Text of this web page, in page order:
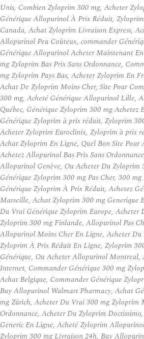
Unis, Combien Zyloprim 300 mg, Acheter
Générique Allopurinol À Prix Réduit,
Canada, Achat Zyloprim Livraison Express,
Allopurinol Peu Coûteux, commander
Générique Allopurinol Acheter Maintenant
mg Zyloprim Bas Prix Sans Ordonnance,
mg Zyloprim Pays Bas, Acheter Zyloprim En
Achat De Zyloprim Moins Cher, Site Pour
300 mg, Acheté Générique Allopurinol Lille,
Québec, Générique Zyloprim 300 mg Achetez
Générique Zyloprim à prix réduit, Zyloprim
Acheter Zyloprim Euroclinix, Zyloprim à prix
Achat Zyloprim En Ligne, Quel Bon Site Pour
Achetez Allopurinol Bas Prix Sans
Allopurinol Genève, Ou Acheter Du Zyloprim
Générique Zyloprim 300 mg Pas Cher, 300
Générique Zyloprim À Prix Réduit, Achetez
Marseille, Achat Zyloprim 300 mg Generique
Du Vrai Générique Zyloprim Europe, Acheter
Zyloprim 300 mg Finlande, Allopurinol Pas
Allopurinol Moins Cher En Ligne, Acheter
Zyloprim À Prix Réduit En Ligne, Zyloprim
Générique, Ou Acheter Allopurinol
Internet, Commander Générique 300 mg
Achat Belgique, Commander Générique
Buy Allopurinol Walmart Pharmacy, Achat
mg Zürich, Acheter Du Vrai 300 mg Zyloprim
Ordonnance, Acheter Du Zyloprim
Generic En Ligne, Acheté Zyloprim
Zyloprim 300 mg Livraison 24h, Buy